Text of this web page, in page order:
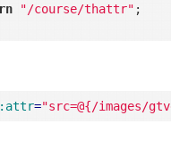
"/course/thattr" ;
="src=@{/images/